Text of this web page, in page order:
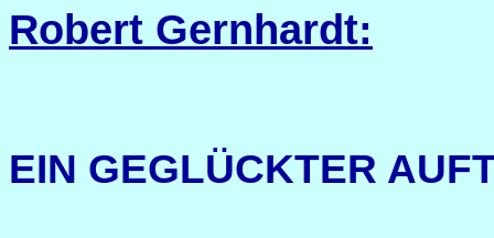
Robert Gernhardt:
EIN GEGLÜCKTER